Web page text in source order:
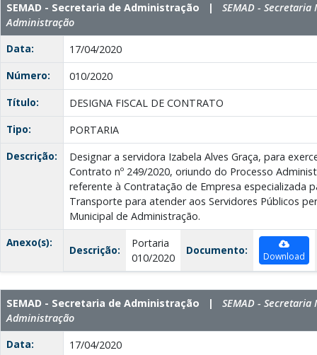
SEMAD - Secretaria de Administração | SEMAD -
Administração
Data:
17/04/2020
Número:
010/2020
Título:
DESIGNA FISCAL DE CONTRATO
Tipo:
PORTARIA
Descrição:
Designar a servidora Izabela Alves Graça, para
Contrato nº 249/2020, oriundo do Processo
referente à Contratação de Empresa especializada
Transporte para atender aos Servidores Públicos
Municipal de Administração.
Anexo(s):
Descrição:
Portaria
010/2020
Documento: Download
SEMAD - Secretaria de Administração | SEMAD -
Administração
Data:
17/04/2020